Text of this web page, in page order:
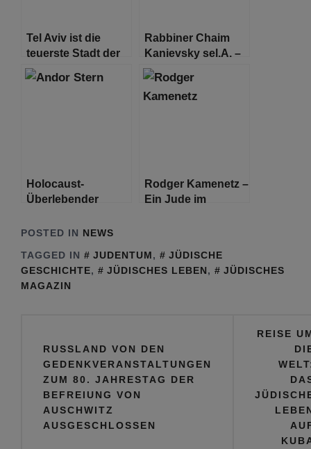
Tel Aviv ist die
teuerste Stadt der
Welt und überholt
damit Paris
Rabbiner Chaim
Kanievsky sel.A. –
Trauernde strömen
nach Bnei Brak zur
größten
Holocaust-
Überlebender
im Alter von 94
Rodger Kamenetz –
Ein Jude im
POSTED IN NEWS
TAGGED IN
JUDENTUM,
JÜDISCHE
GESCHICHTE, JÜDISCHES LEBEN,
JÜDISCHES
MAGAZIN
RUSSLAND VON DEN
GEDENKVERANSTALTUNGEN
ZUM 80. JAHRESTAG DER
BEFREIUNG VON
AUSCHWITZ
AUSGESCHLOSSEN
REISE